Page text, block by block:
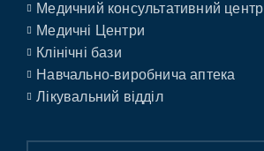
Медичний консультативний центр
Медичні Центри
Клінічні бази
Навчально-виробнича аптека
Лікувальний відділ